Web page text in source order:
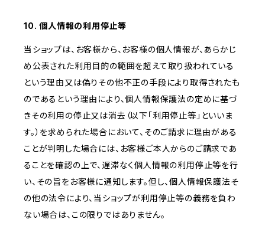
10. 個人情報の利用停止等
当ショップは、お客様から、お客様の個人情報が、あらかじ
め公表された利用目的の範囲を超えて取り扱われている
という理由又は偽りその他不正の手段により取得されたも
のであるという理由により、個人情報保護法の定めに基づ
きその利用の停止又は消去（以下「利用停止等」といいま
す。）を求められた場合において、そのご請求に理由がある
ことが判明した場合には、お客様ご本人からのご請求であ
ることを確認の上で、遅滞なく個人情報の利用停止等を行
い、その旨をお客様に通知します。但し、個人情報保護法そ
の他の法令により、当ショップが利用停止等の義務を負わ
ない場合は、この限りではありません。